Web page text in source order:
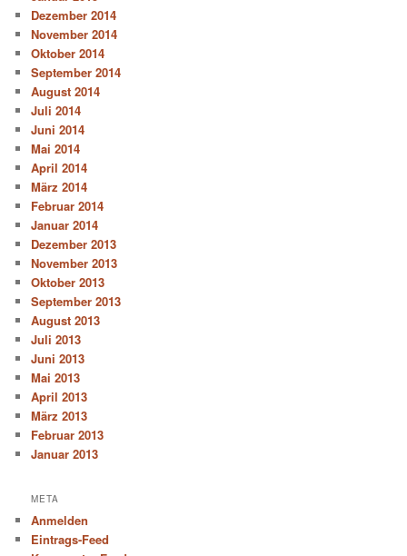
Dezember 2014
November 2014
Oktober 2014
September 2014
August 2014
Juli 2014
Juni 2014
Mai 2014
April 2014
März 2014
Februar 2014
Januar 2014
Dezember 2013
November 2013
Oktober 2013
September 2013
August 2013
Juli 2013
Juni 2013
Mai 2013
April 2013
März 2013
Februar 2013
Januar 2013
META
Anmelden
Eintrags-Feed